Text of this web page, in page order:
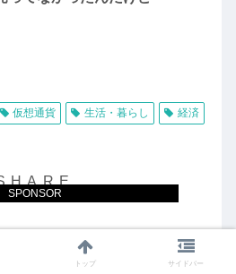
SPONSOR
仮想通貨 生活・暮らし 経済
はてブ
トップ サイドバー